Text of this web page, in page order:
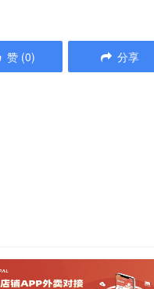
赞 (0) 分享